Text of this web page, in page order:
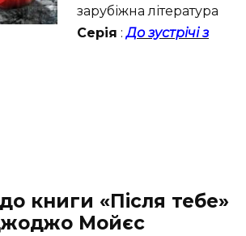
зарубіжна література
Серія :До зустрічі з
книги «Після тебе»
Мойєс